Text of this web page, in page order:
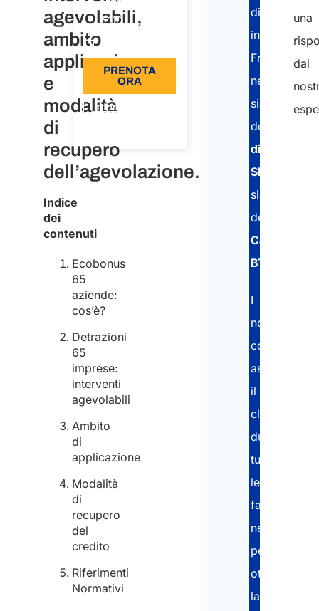
agevolabili,
ambito
applicazione
e
modalità
di
recupero
dell’agevolazione.
Indice
dei
contenuti
Ecobonus
65
aziende:
cos’è?
Detrazioni
65
imprese:
interventi
agevolabili
Ambito
di
applicazione
Modalità
di
recupero
del
credito
Riferimenti
Normativi
€110
Lingua: IT
PRENOTA
ORA
Informazioni
distaccati
in
Francia
sia
della
SIPSI
sia
della
Carta
BTP
I
nostri
consulenti
assistono
il
cliente
durante
tutte
le
fasi
necessarie
per
ottenere
la
una
dai